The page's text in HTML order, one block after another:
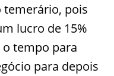
temerário, pois
lucro de 15%
tempo para
para depois